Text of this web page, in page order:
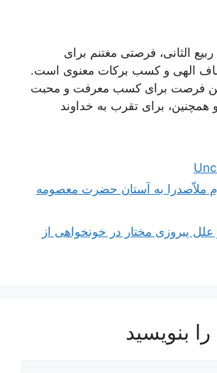
ربیع الثانی، فرصتی مغتنم برای
الهی و کسب برکات معنوی است.
این فرصت برای کسب معرفت و محبت
همچنین، برای تقرب به خداوند
ملاّصدرا به آستان حضرت معصومه
علل پیروزی مختار در خونخواهی از
بنویسید